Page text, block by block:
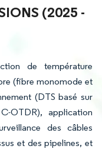
(2025 -
de température
(fibre monomode et
(DTS basé sur
OTDR), application
des câbles
et des pipelines, et